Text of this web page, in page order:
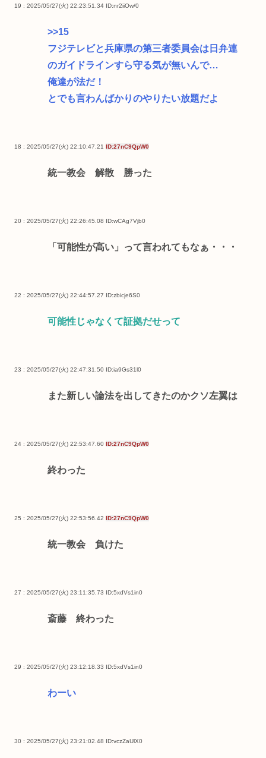
19 : 2025/05/27(火) 22:23:51.34 ID:nr2iiOw/0
>>15
フジテレビと兵庫県の第三者委員会は日弁連
のガイドラインすら守る気が無いんで…
俺達が法だ！
とでも言わんばかりのやりたい放題だよ
18 : 2025/05/27(火) 22:10:47.21 ID:27nC9QpW0
統一教会 解散 勝った
20 : 2025/05/27(火) 22:26:45.08 ID:wCAg7Vjb0
「可能性が高い」って言われてもなぁ・・・
22 : 2025/05/27(火) 22:44:57.27 ID:zbicje6S0
可能性じゃなくて証拠だせって
23 : 2025/05/27(火) 22:47:31.50 ID:ia9Gs31l0
また新しい論法を出してきたのかクソ左翼は
24 : 2025/05/27(火) 22:53:47.60 ID:27nC9QpW0
終わった
25 : 2025/05/27(火) 22:53:56.42 ID:27nC9QpW0
統一教会 負けた
27 : 2025/05/27(火) 23:11:35.73 ID:5xdVs1in0
斎藤 終わった
29 : 2025/05/27(火) 23:12:18.33 ID:5xdVs1in0
わーい
30 : 2025/05/27(火) 23:21:02.48 ID:vczZaUlX0